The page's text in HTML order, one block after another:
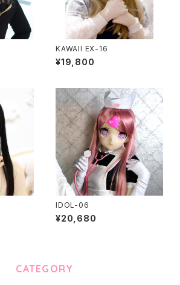
KAWAII EX-16
¥19,800
IDOL-06
¥20,680
CATEGORY